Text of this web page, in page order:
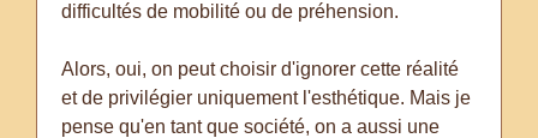
difficultés de mobilité ou de préhension.
Alors, oui, on peut choisir d'ignorer cette réalité
et de privilégier uniquement l'esthétique. Mais je
pense qu'en tant que société, on a aussi une